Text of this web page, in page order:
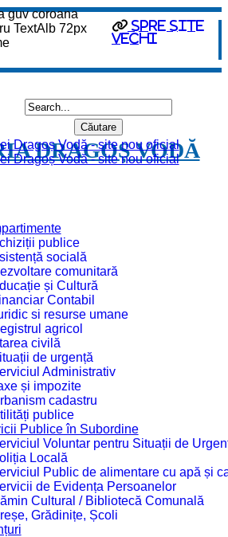
spre site
vechi
DRAGOȘ VODĂ
publice
socială
comunitară
și Cultură
Contabil
si resurse umane
agricol
civilă
de urgență
Administrativ
și impozite
cadastru
publice
Publice în Subordine
Voluntar pentru Situații de
Locală
Public de alimentare cu apă și
de Evidența Persoanelor
Cultural / Bibliotecă Comunală
Grădinițe, Școli